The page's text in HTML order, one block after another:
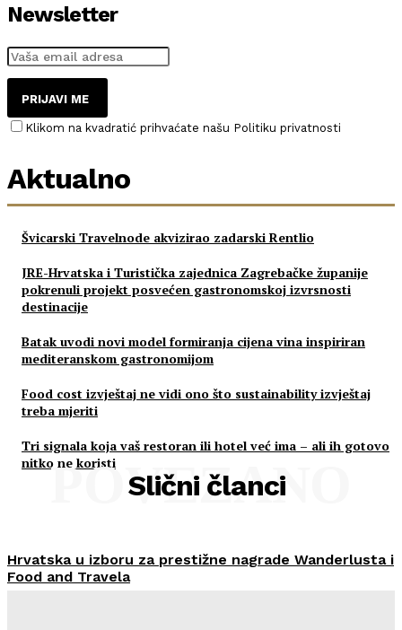
Newsletter
PRIJAVI ME
Klikom na kvadratić prihvaćate našu Politiku privatnosti
Aktualno
Švicarski Travelnode akvizirao zadarski Rentlio
JRE-Hrvatska i Turistička zajednica Zagrebačke županije
pokrenuli projekt posvećen gastronomskoj izvrsnosti
destinacije
Batak uvodi novi model formiranja cijena vina inspiriran
mediteranskom gastronomijom
Food cost izvještaj ne vidi ono što sustainability izvještaj
treba mjeriti
Tri signala koja vaš restoran ili hotel već ima – ali ih gotovo
nitko ne koristi
Slični članci
POVEZANO
Hrvatska u izboru za prestižne nagrade Wanderlusta i
Food and Travela